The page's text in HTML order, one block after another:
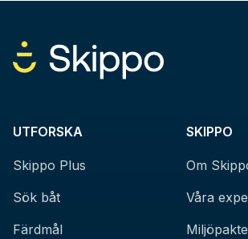
UTFORSKA
Skippo Plus
Sök båt
Färdmål
SKIPPO
Om
Våra